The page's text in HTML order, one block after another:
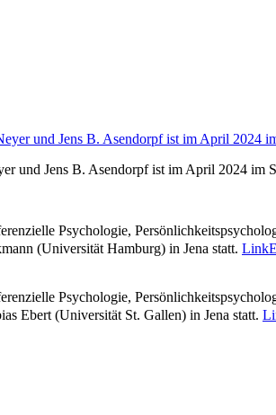
und Jens B. Asendorpf ist im April 2024 im
Psychologie,
(Universität Hamburg) in Jena statt. Link
Psychologie,
Ebert (Universität St. Gallen) in Jena statt.